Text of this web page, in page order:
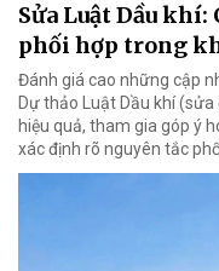
Sửa Luật Dầu
phối hợp trong
Đánh giá cao những cập
Dự thảo Luật Dầu khí
hiệu quả, tham gia góp ý
xác định rõ nguyên tắc